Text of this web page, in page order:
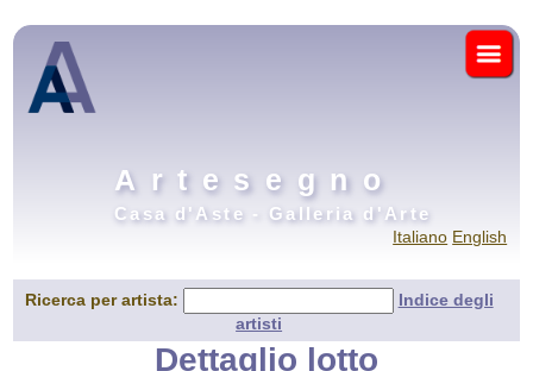
Artesegno
Casa d'Aste - Galleria d'Arte
Italiano English
Ricerca per artista:
Indice degli
artisti
Dettaglio lotto